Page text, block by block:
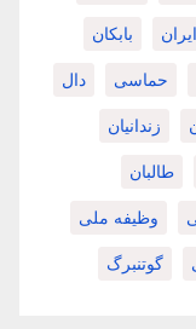
ایران بابکان
حماسی دال
زندانیان
طالبان
وظیفه ملی
گوتنبرگ